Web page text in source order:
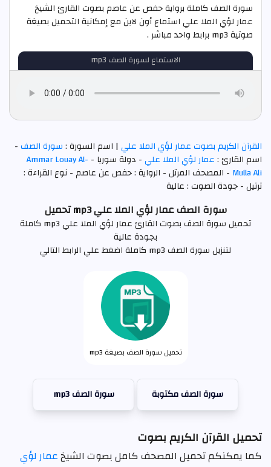
سورة الصف كاملة برواية حفص عن عاصم بصوت القارئ الشيخ
عمار لؤي الملا علي استماع أون لاين مع إمكانية التحميل بصيغة
صوتية mp3 برابط واحد مباشر .
الاستماع لسورة الصف mp3
القرآن الكريم بصوت عمار لؤي الملا علي| اسم السورة :سورة الصف-
اسم القارئ :عمار لؤي الملا علي- دولة سوريا - Ammar Louay Al-
Mulla Ali - المصحف المرتل - الرواية : حفص عن عاصم - نوع القراءة :
ترتيل - جودة الصوت : عالية
سورة الصف عمار لؤي الملا علي mp3 تحميل
تحميل سورة الصف بصوت القارئ عمار لؤي الملا علي mp3 كاملة
بجودة عالية
لتنزيل سورة الصف mp3 كاملة اضغط علي الرابط التالي
تحميل سورة الصف بصيغة mp3
سورة الصف مكتوبة سورة الصف mp3
تحميل القرآن الكريم بصوت
كما يمكنكم تحميل المصحف كامل بصوت الشيخعمار لؤي